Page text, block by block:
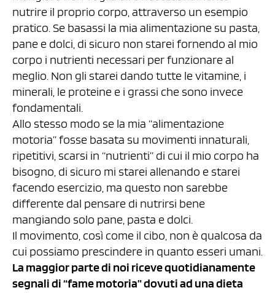
nutrire il proprio corpo, attraverso un esempio
pratico. Se basassi la mia alimentazione su pasta,
pane e dolci, di sicuro non starei fornendo al mio
corpo i nutrienti necessari per funzionare al
meglio. Non gli starei dando tutte le vitamine, i
minerali, le proteine e i grassi che sono invece
fondamentali.
Allo stesso modo se la mia “alimentazione
motoria” fosse basata su movimenti innaturali,
ripetitivi, scarsi in “nutrienti” di cui il mio corpo ha
bisogno, di sicuro mi starei allenando e starei
facendo esercizio, ma questo non sarebbe
differente dal pensare di nutrirsi bene
mangiando solo pane, pasta e dolci.
Il movimento, così come il cibo, non è qualcosa da
cui possiamo prescindere in quanto esseri umani.
La maggior parte di noi riceve quotidianamente
segnali di “fame motoria” dovuti ad una dieta